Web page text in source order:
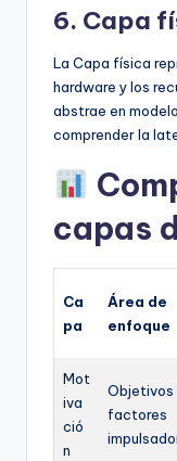
6. Capa
La Capa física
hardware y los
abstrae en
comprender la
capas
Ca
pa
Área de
enfoque
Mot
iva
ció
n
Objetivos
factores